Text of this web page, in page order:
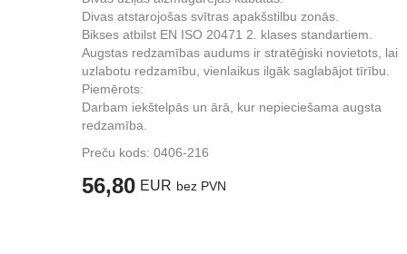
Divas atstarojošas svītras apakšstilbu zonās.
Bikses atbilst EN ISO 20471 2. klases standartiem.
Augstas redzamības audums ir stratēģiski novietots, lai
uzlabotu redzamību, vienlaikus ilgāk saglabājot tīrību.
Piemērots:
Darbam iekštelpās un ārā, kur nepieciešama augsta
redzamība.
Preču kods: 0406-216
56,80 EUR bez PVN